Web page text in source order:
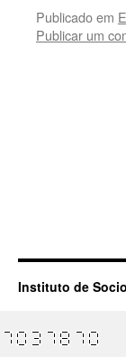
Publicado em
Publicar um
Instituto de